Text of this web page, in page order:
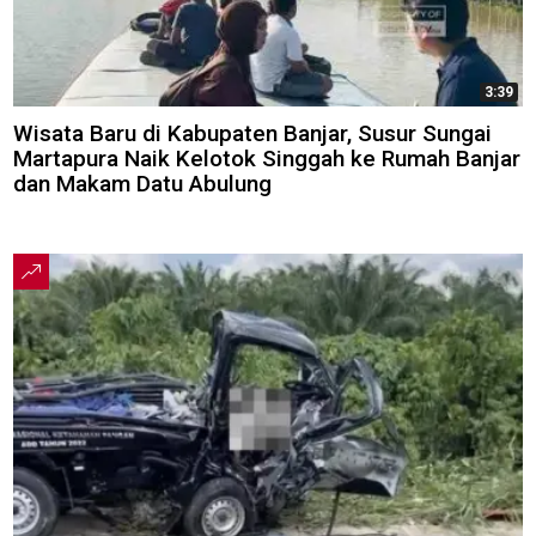
3:39
Wisata Baru di Kabupaten Banjar, Susur Sungai
Martapura Naik Kelotok Singgah ke Rumah Banjar
dan Makam Datu Abulung